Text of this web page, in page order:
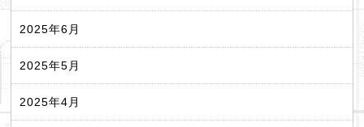
2025年6月
2025年5月
2025年4月